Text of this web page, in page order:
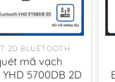
2D BLUETOOTH
mã vạch
5700DB 2D